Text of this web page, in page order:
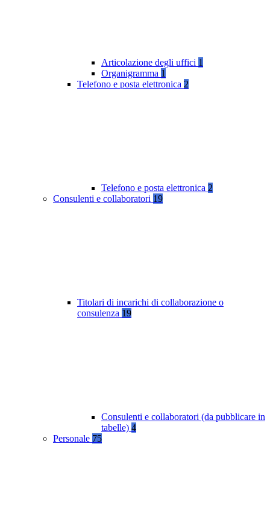
Articolazione degli uffici 1
Organigramma 1
Telefono e posta elettronica 2
Telefono e posta elettronica 2
Consulenti e collaboratori 19
Titolari di incarichi di collaborazione o
consulenza 19
Consulenti e collaboratori (da pubblicare in
tabelle) 4
Personale 75